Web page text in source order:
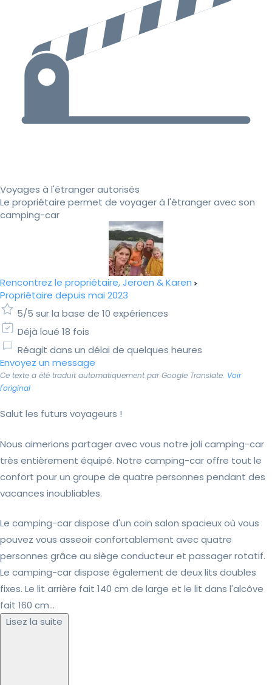
Voyages à l'étranger autorisés
Le propriétaire permet de voyager à l'étranger avec son
camping-car
Rencontrez le propriétaire, Jeroen & Karen
Propriétaire depuis mai 2023
5/5 sur la base de 10 expériences
Déjà loué 18 fois
Réagit dans un délai de quelques heures
Envoyez un message
Ce texte a été traduit automatiquement par Google Translate. Voir
l'original
Salut les futurs voyageurs !
Nous aimerions partager avec vous notre joli camping-car
très entièrement équipé. Notre camping-car offre tout le
confort pour un groupe de quatre personnes pendant des
vacances inoubliables.
Le camping-car dispose d'un coin salon spacieux où vous
pouvez vous asseoir confortablement avec quatre
personnes grâce au siège conducteur et passager rotatif.
Le camping-car dispose également de deux lits doubles
fixes. Le lit arrière fait 140 cm de large et le lit dans l'alcôve
fait 160 cm...
Lisez la suite